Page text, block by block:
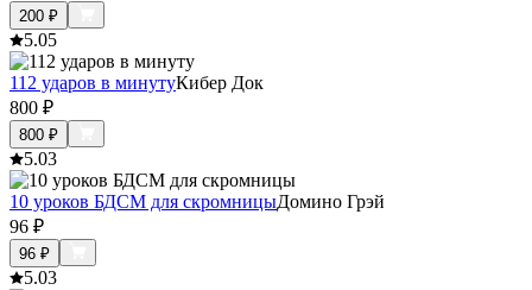
200 ₽
5.05
112 ударов в минутуКибер Док
800 ₽
800 ₽
5.03
10 уроков БДСМ для скромницыДомино Грэй
96 ₽
96 ₽
5.03